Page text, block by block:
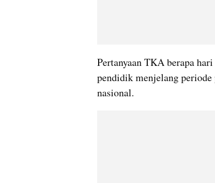
Pertanyaan TKA berapa
pendidik menjelang
nasional.